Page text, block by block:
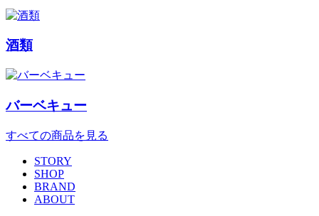
酒類
バーベキュー
すべての商品を見る
STORY
SHOP
BRAND
ABOUT